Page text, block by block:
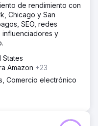
de rendimiento con
Chicago y San
SEO, redes
y
States
Amazon +23
Comercio electrónico